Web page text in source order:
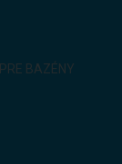
BAZÉNY